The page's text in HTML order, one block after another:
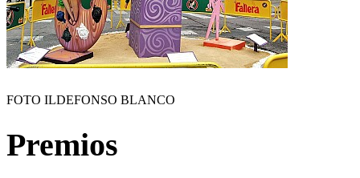
FOTO ILDEFONSO BLANCO
Premios